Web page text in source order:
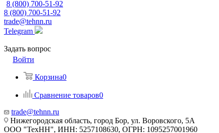
8 (800) 700-51-92
8 (800) 700-51-92
trade@tehnn.ru
Telegram
Задать вопрос
Войти
Корзина0
Сравнение товаров0
trade@tehnn.ru
Нижегородская область, город Бор, ул. Воровского, 5А
ООО "ТехНН", ИНН: 5257108630, ОГРН: 1095257001960